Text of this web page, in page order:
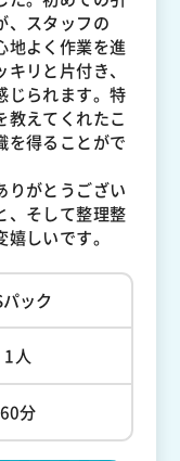
、スタッフの
地よく作業を進
リと片付き、
じられます。特
教えてくれたこ
を得ることがで
りがとうござい
、そして整理整
しいです。
パック
1人
60分